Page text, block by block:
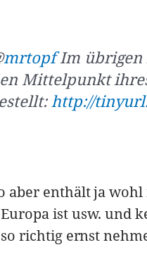
mrtopfIm übrigen
Mittelpunkt
http://
aber enthält ja
ist usw. und
richtig ernst